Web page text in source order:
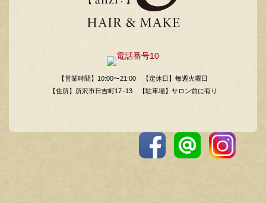
【営業時間】10:00〜21:00
【定休日】毎週火曜日
【住所】所沢市日吉町17−13
【駐車場】サロン前に有り